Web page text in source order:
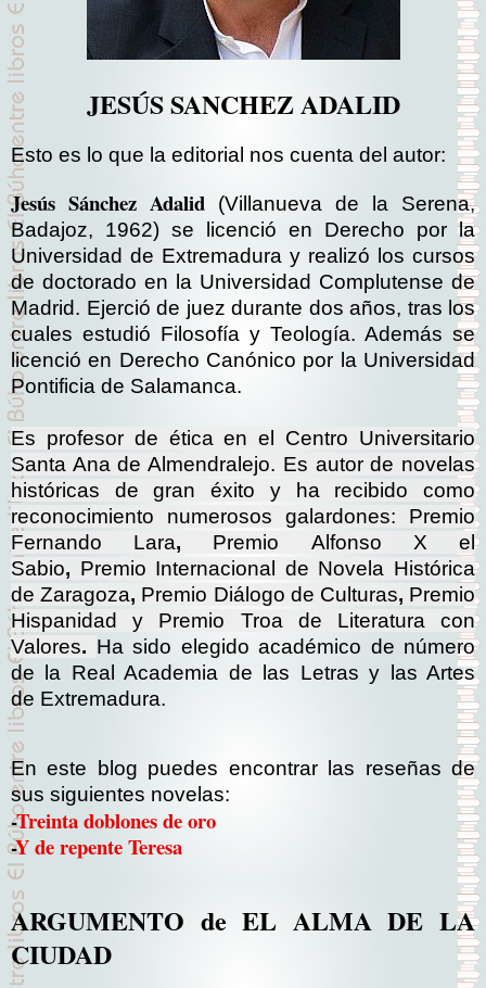
JESÚS SANCHEZ ADALID
Esto es lo que la editorial nos cuenta del autor:
Jesús Sánchez Adalid (Villanueva de la Serena,
Badajoz, 1962) se licenció en Derecho por la
Universidad de Extremadura y realizó los cursos
de doctorado en la Universidad Complutense de
Madrid. Ejerció de juez durante dos años, tras los
cuales estudió Filosofía y Teología. Además se
licenció en Derecho Canónico por la Universidad
Pontificia de Salamanca.
Es profesor de ética en el Centro Universitario
Santa Ana de Almendralejo. Es autor de novelas
históricas de gran éxito y ha recibido como
reconocimiento numerosos galardones:
Premio
Fernando Lara, Premio Alfonso X el
Sabio, Premio Internacional de Novela Histórica
de Zaragoza, Premio Diálogo de Culturas, Premio
Hispanidad y Premio Troa de Literatura con
Valores. Ha sido elegido académico de número
de la Real Academia de las Letras y las Artes
de Extremadura.
En este blog puedes encontrar las reseñas de
sus siguientes novelas:
-Treinta doblones de oro
-Y de repente Teresa
ARGUMENTO de EL ALMA DE LA
CIUDAD